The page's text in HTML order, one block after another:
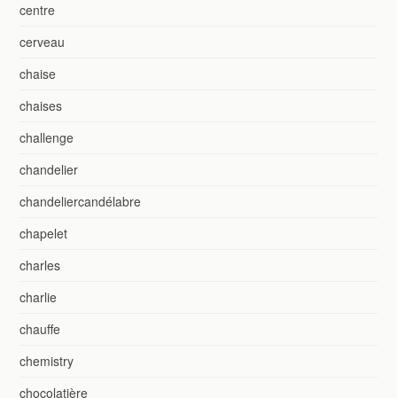
centre
cerveau
chaise
chaises
challenge
chandelier
chandeliercandélabre
chapelet
charles
charlie
chauffe
chemistry
chocolatière